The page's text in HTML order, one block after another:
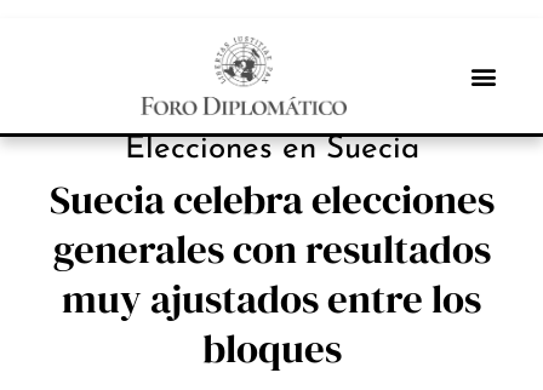
NOTICIAS
Elecciones en Suecia
Suecia celebra elecciones
generales con resultados
muy ajustados entre los
bloques